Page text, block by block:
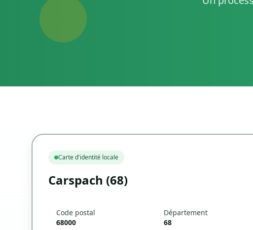
Carte d'identité locale
Carspach (68)
Code postal
68000
Département
68